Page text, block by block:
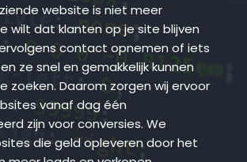
website is niet meer
wilt dat klanten op je site blijven
contact opnemen of iets
ze snel en gemakkelijk kunnen
zoeken. Daarom zorgen wij ervoor
vanaf dag één
zijn voor conversies. We
die geld opleveren door het